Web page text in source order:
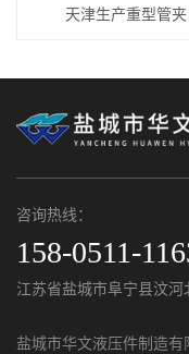
天津生产重型管夹
咨询热线：
158-0511-
江苏省盐城市阜宁县汶河
盐城市华文液压件制造